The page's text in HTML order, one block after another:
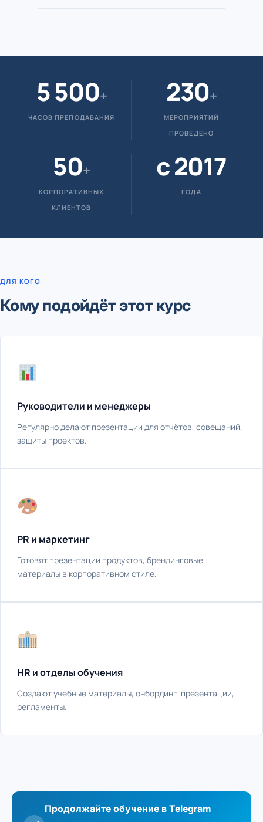
5 500+
ЧАСОВ ПРЕПОДАВАНИЯ
230+
МЕРОПРИЯТИЙ
ПРОВЕДЕНО
50+
КОРПОРАТИВНЫХ
КЛИЕНТОВ
с 2017
ГОДА
ДЛЯ КОГО
Кому подойдёт этот курс
Руководители и менеджеры
Регулярно делают презентации для отчётов, совещаний,
защиты проектов.
PR и маркетинг
Готовят презентации продуктов, брендинговые
материалы в корпоративном стиле.
HR и отделы обучения
Создают учебные материалы, онбординг-презентации,
регламенты.
Продолжайте обучение в Telegram